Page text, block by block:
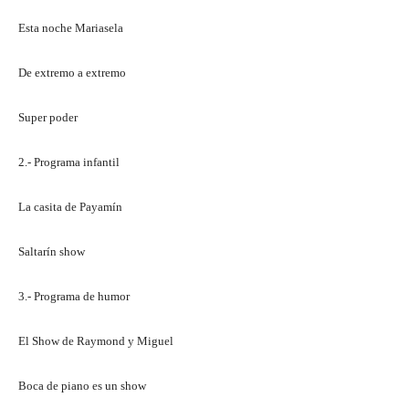
Esta noche Mariasela
De extremo a extremo
Super poder
2.- Programa infantil
La casita de Payamín
Saltarín show
3.- Programa de humor
El Show de Raymond y Miguel
Boca de piano es un show